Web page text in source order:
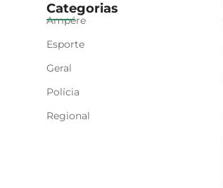
Categorias
Ampére
Esporte
Geral
Polícia
Regional